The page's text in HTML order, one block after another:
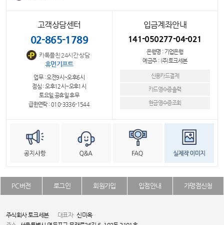
고객상담센터
02-865-1789
카톡플친 24시간 상담
휴먼기프트
업무 : 오전9시~오후6시
점심 : 오후12시~오후1시
토요일,공휴일 휴무
급한연락 : 010-3336-1544
입금계좌안내
141-050277-04-021
은행명 : 기업은행
예금주 : (주)토크세븐
신용카드결제
카드영수증출력
현금영수증조회
PC버전 로그인 회원가입 입점안내 가맹점신청
주식회사 토크세븐 대표자 신미옥